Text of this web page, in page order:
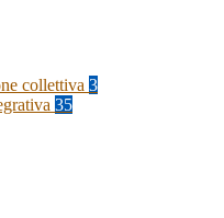
collettiva 3
35